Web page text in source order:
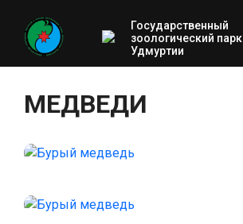
Государственный
зоологический парк
Удмуртии
МЕДВЕДИ